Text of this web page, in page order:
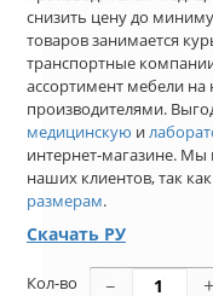
снизить цену до
товаров занимается
транспортные
ассортимент мебели на
производителями.
медицинскую и
интернет-магазине.
наших клиентов, так как
размерам.
Скачать РУ
Кол-во